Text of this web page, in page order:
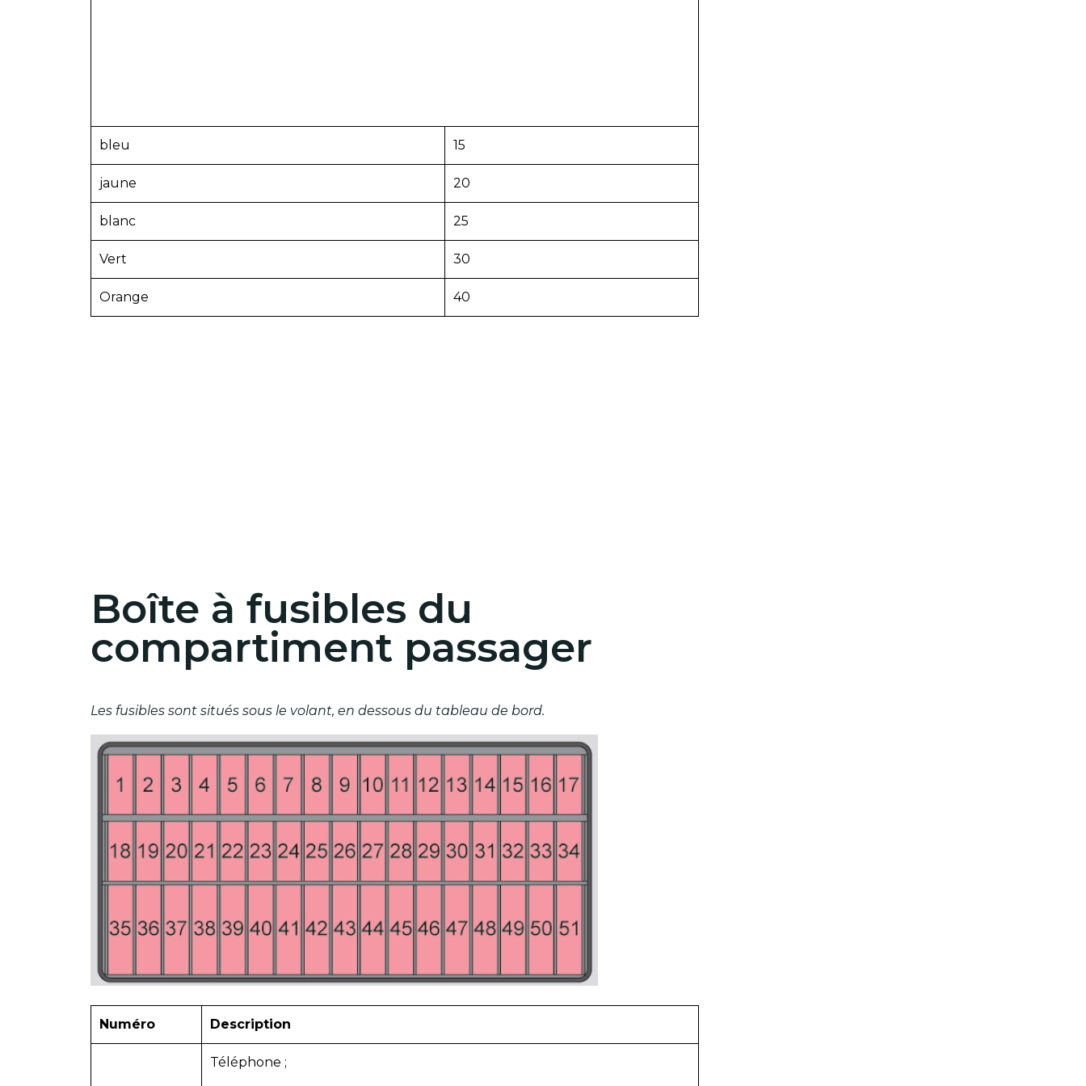
bleu 15
jaune 20
blanc 25
Vert 30
Orange 40
Boîte à fusibles du
compartiment passager
Les fusibles sont situés sous le volant, en dessous du tableau de bord.
Numéro Description
Téléphone ;